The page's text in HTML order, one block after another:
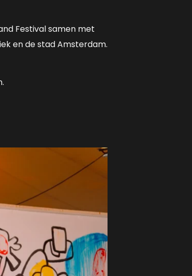
Festival samen met
en de stad Amsterdam.